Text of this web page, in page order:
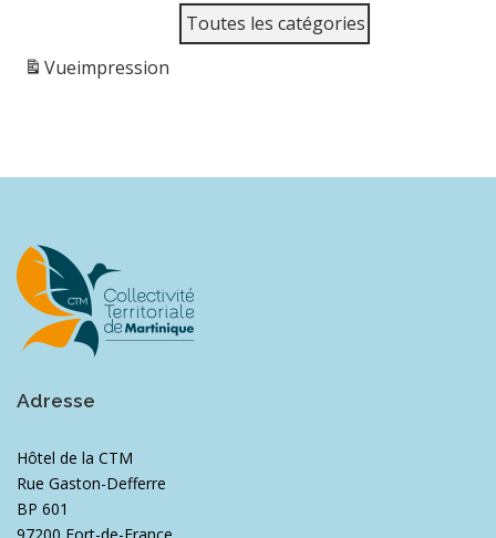
Toutes les catégories
Vueimpression
Adresse
Hôtel de la CTM
Rue Gaston-Defferre
BP 601